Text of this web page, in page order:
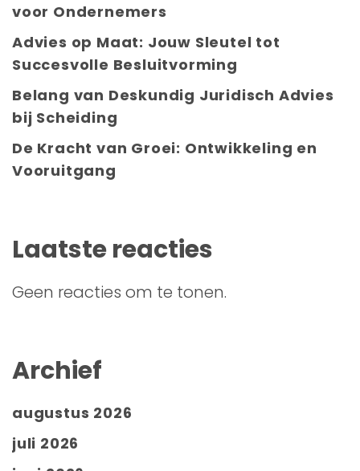
voor Ondernemers
Advies op Maat: Jouw Sleutel tot
Succesvolle Besluitvorming
Belang van Deskundig Juridisch Advies
bij Scheiding
De Kracht van Groei: Ontwikkeling en
Vooruitgang
Laatste reacties
Geen reacties om te tonen.
Archief
augustus 2026
juli 2026